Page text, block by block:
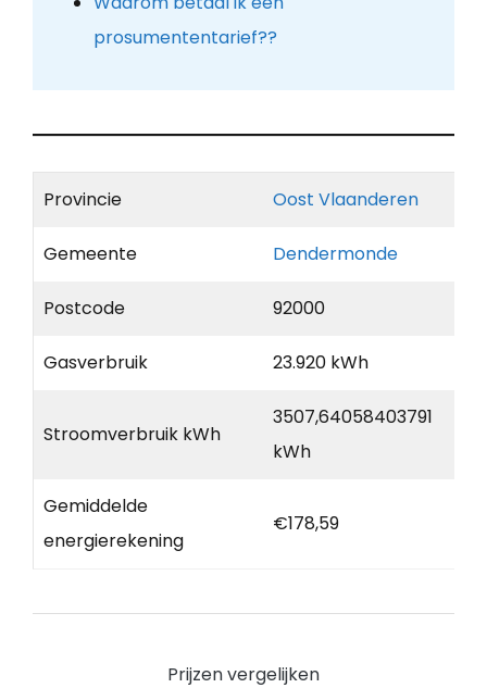
prosumententarief??
Provincie Oost Vlaanderen
Gemeente Dendermonde
Postcode 92000
Gasverbruik 23.920 kWh
Stroomverbruik kWh
3507,64058403791
kWh
Gemiddelde
energierekening
€178,59
Prijzen vergelijken